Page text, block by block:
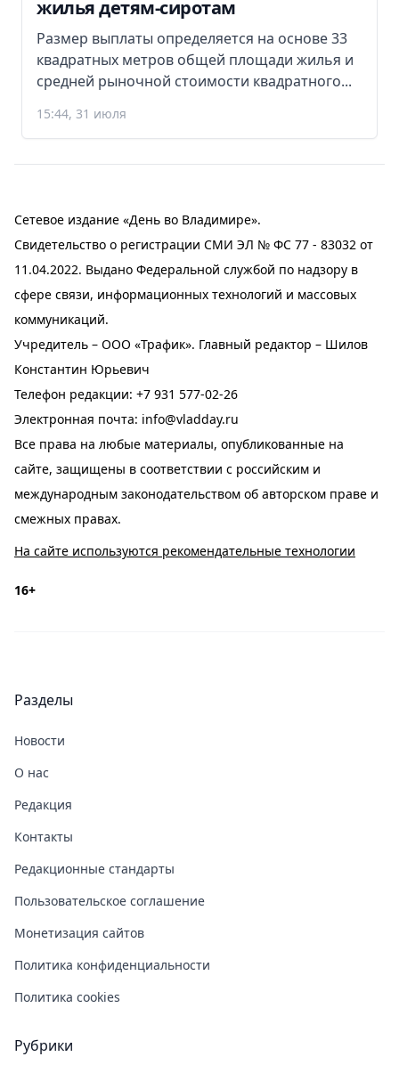
жилья детям-сиротам
Размер выплаты определяется на основе 33
квадратных метров общей площади жилья и
средней рыночной стоимости квадратного...
15:44, 31 июля
Сетевое издание «День во Владимире».
Свидетельство о регистрации СМИ ЭЛ № ФС 77 - 83032 от
11.04.2022. Выдано Федеральной службой по надзору в
сфере связи, информационных технологий и массовых
коммуникаций.
Учредитель – ООО «Трафик». Главный редактор – Шилов
Константин Юрьевич
Телефон редакции: +7 931 577-02-26
Электронная почта: info@vladday.ru
Все права на любые материалы, опубликованные на
сайте, защищены в соответствии с российским и
международным законодательством об авторском праве и
смежных правах.
На сайте используются рекомендательные технологии
16+
Разделы
Новости
О нас
Редакция
Контакты
Редакционные стандарты
Пользовательское соглашение
Монетизация сайтов
Политика конфиденциальности
Политика cookies
Рубрики